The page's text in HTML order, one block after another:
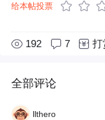
给本帖投票
192 7 打
全部评论
llthero